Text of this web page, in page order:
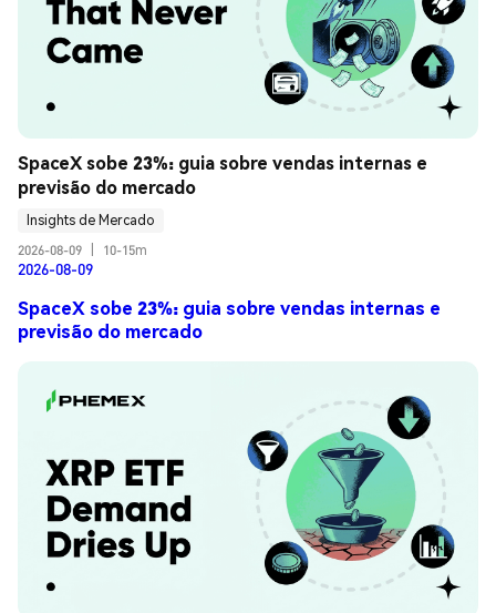
SpaceX sobe 23%: guia sobre vendas internas e
previsão do mercado
Insights de Mercado
2026-08-09
10-15m
2026-08-09
SpaceX sobe 23%: guia sobre vendas internas e
previsão do mercado